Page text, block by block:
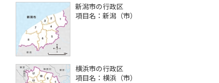
新潟市の行政区
項目名：新潟（市）
横浜市の行政区
項目名：横浜（市）